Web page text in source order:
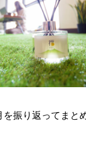
振り返ってまと